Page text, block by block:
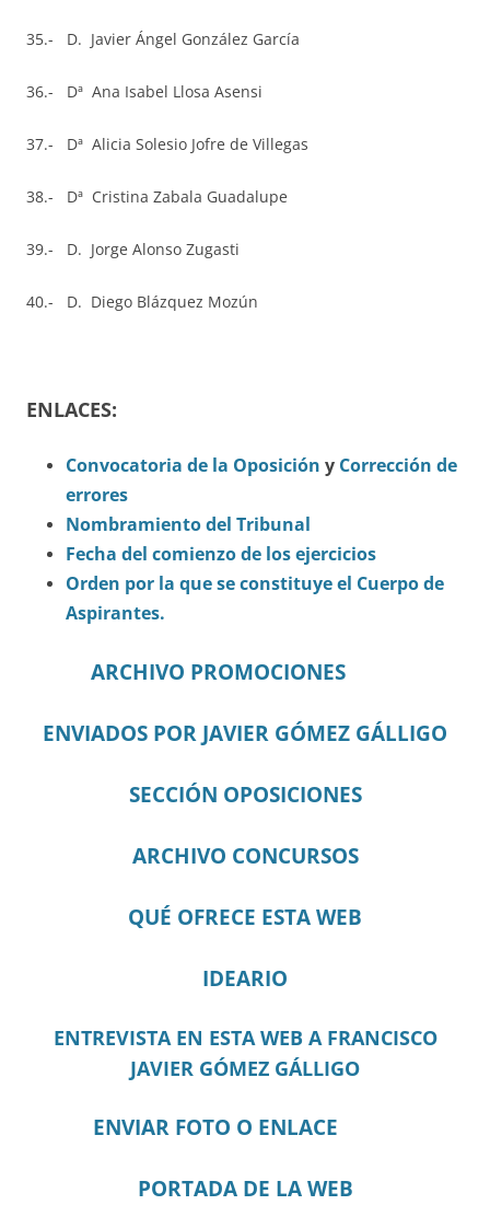
35.- D. Javier Ángel González García
36.- Dª Ana Isabel Llosa Asensi
37.- Dª Alicia Solesio Jofre de Villegas
38.- Dª Cristina Zabala Guadalupe
39.- D. Jorge Alonso Zugasti
40.- D. Diego Blázquez Mozún
ENLACES:
Convocatoria de la Oposición y Corrección de
errores
Nombramiento del Tribunal
Fecha del comienzo de los ejercicios
Orden por la que se constituye el Cuerpo de
Aspirantes.
ARCHIVO PROMOCIONES
ENVIADOS POR JAVIER GÓMEZ GÁLLIGO
SECCIÓN OPOSICIONES
ARCHIVO CONCURSOS
QUÉ OFRECE ESTA WEB
IDEARIO
ENTREVISTA EN ESTA WEB A FRANCISCO
JAVIER GÓMEZ GÁLLIGO
ENVIAR FOTO O ENLACE
PORTADA DE LA WEB